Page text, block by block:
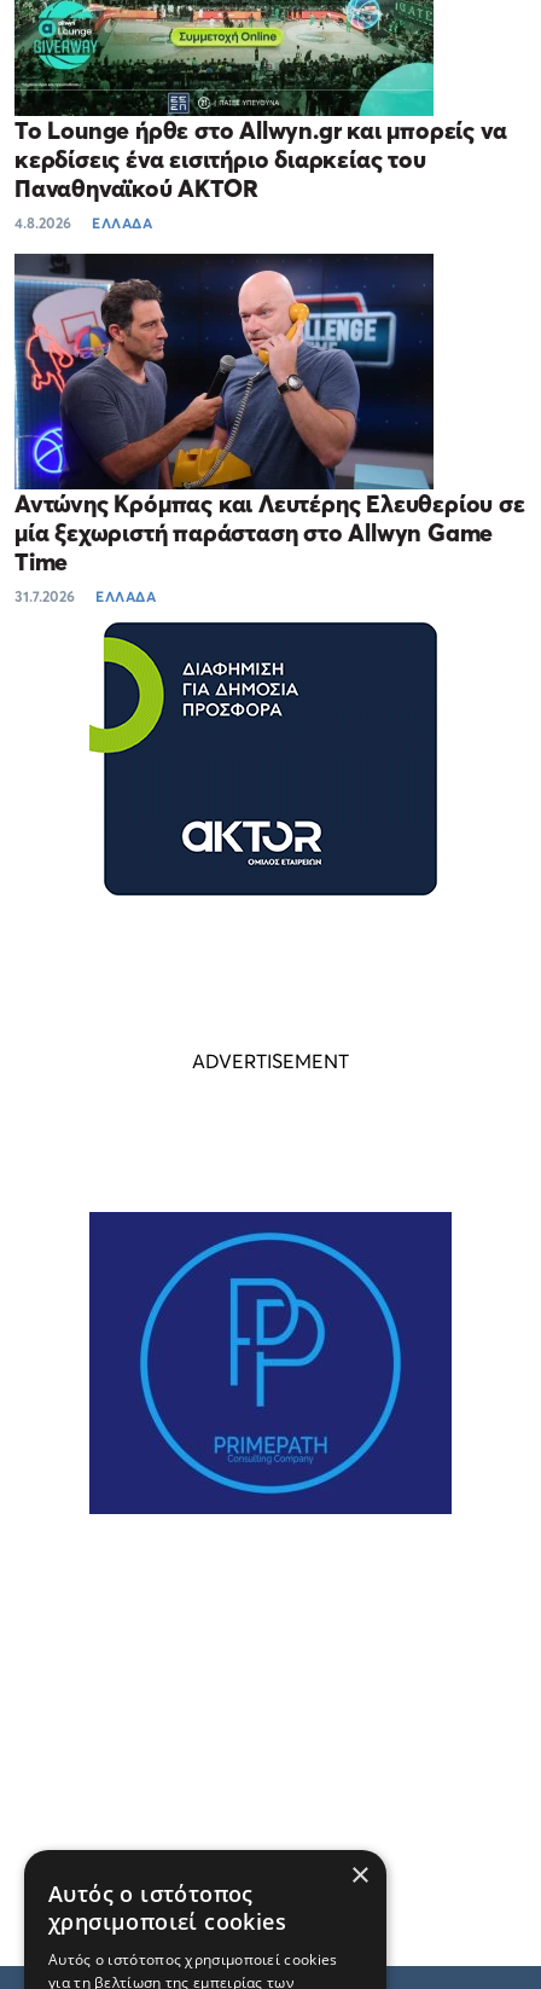
Το Lounge ήρθε στο Allwyn.gr και μπορείς να
κερδίσεις ένα εισιτήριο διαρκείας του
Παναθηναϊκού AKTOR
4.8.2026 ΕΛΛΑΔΑ
Αντώνης Κρόμπας και Λευτέρης Ελευθερίου σε
μία ξεχωριστή παράσταση στο Allwyn Game
Time
31.7.2026 ΕΛΛΑΔΑ
×
Αυτός ο ιστότοπος
χρησιμοποιεί cookies
Αυτός ο ιστότοπος χρησιμοποιεί cookies
για τη βελτίωση της εμπειρίας των